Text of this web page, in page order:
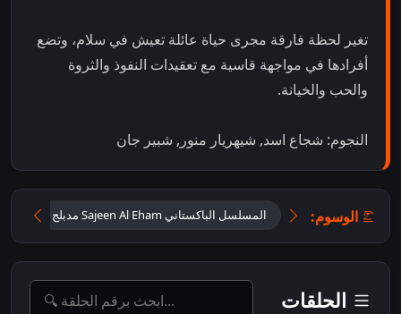
تغير لحظة فارقة مجرى حياة عائلة تعيش في سلام، وتضع
أفرادها في مواجهة قاسية مع تعقيدات النفوذ والثروة
والحب والخيانة.
النجوم: شجاع اسد, شيهريار منور, شبير جان
الوسوم: المسلسل الباكستاني Sajeen Al Eham مدبلج
الحلقات